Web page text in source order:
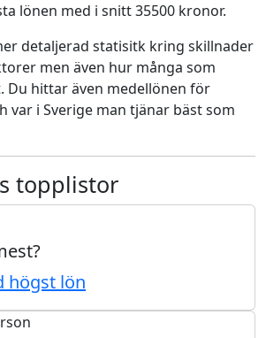
lönen med i snitt 35500 kronor.
detaljerad statisitk kring skillnader
men även hur många som
Du hittar även medellönen för
var i Sverige man tjänar bäst som
topplistor
högst lön